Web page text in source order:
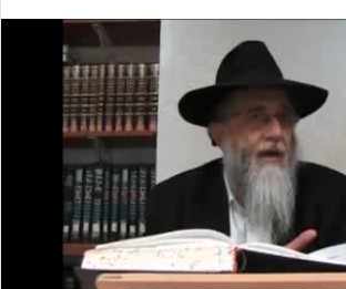
courriel